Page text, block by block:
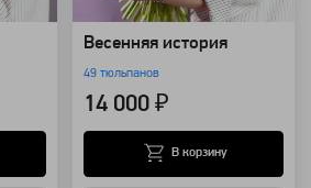
Весенняя история
49 тюльпанов
14 000 ₽
В корзину